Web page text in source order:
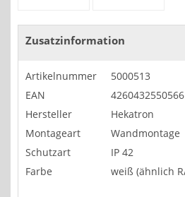
Zusatzinformation
Artikelnummer
5000513
EAN
4260432550566
Hersteller
Hekatron
Montageart
Wandmontage
Schutzart
IP 42
Farbe
weiß (ähnlich